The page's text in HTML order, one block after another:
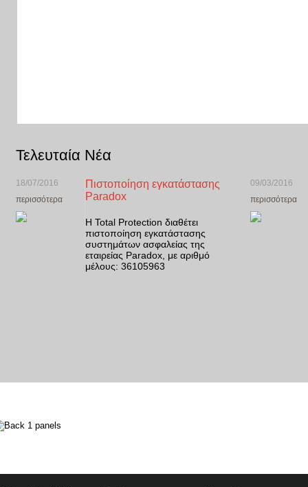
Τελευταία Νέα
18/07/2016
περισσότερα
Πιστοποίηση εγκατάστασης
Paradox
Η Total Protection διαθέτει
πιστοποίηση εγκατάστασης
συστημάτων ασφαλείας της
εταιρείας Paradox, με αριθμό
μέλους: 36105963
09/03/2016
περισσότερα